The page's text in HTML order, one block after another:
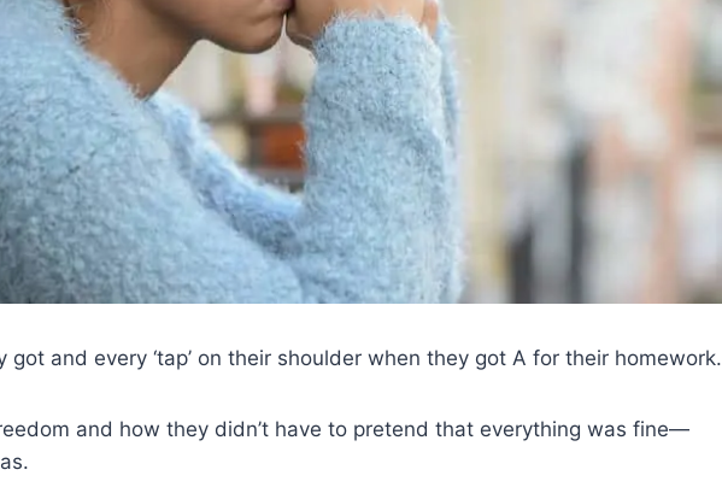
got and every ‘tap’ on their shoulder when they got A for their homework.
and how they didn’t have to pretend that everything was fine—